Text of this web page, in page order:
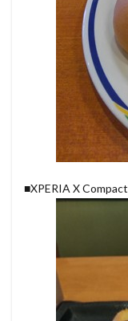
■XPERIA X Compact